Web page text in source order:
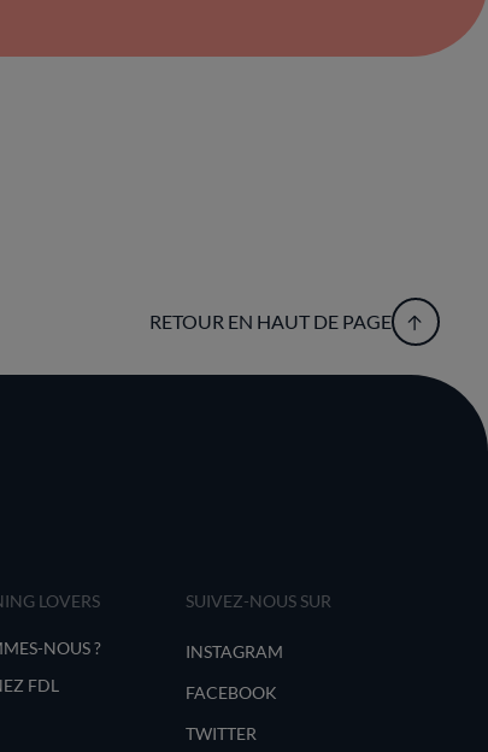
RETOUR EN HAUT DE PAGE
LOVERS
NOUS ?
FDL
SUIVEZ-NOUS SUR
INSTAGRAM
FACEBOOK
TWITTER